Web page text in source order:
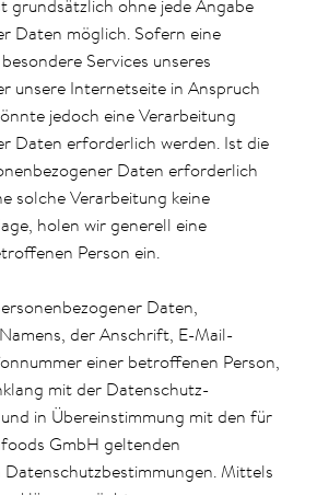
grundsätzlich ohne jede Angabe
Daten möglich. Sofern eine
Services unseres
unsere Internetseite in Anspruch
jedoch eine Verarbeitung
Daten erforderlich werden. Ist die
Daten erforderlich
solche Verarbeitung keine
holen wir generell eine
Person ein.
Daten,
der Anschrift, E-Mail-
einer betroffenen Person,
mit der Datenschutz-
in Übereinstimmung mit den für
GmbH geltenden
Datenschutzbestimmungen. Mittels